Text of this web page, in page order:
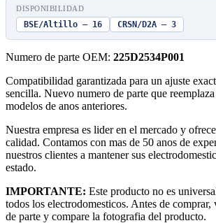
DISPONIBILIDAD
BSE/Altillo — 16 CRSN/D2A — 3
Numero de parte OEM: 225D2534P001
Compatibilidad garantizada para un ajuste
sencilla. Nuevo numero de parte que
modelos de anos anteriores.
Nuestra empresa es lider en el mercado y
calidad. Contamos con mas de 50 anos de
nuestros clientes a mantener sus
estado.
IMPORTANTE: Este producto no es
todos los electrodomesticos. Antes de
de parte y compare la fotografia del producto.